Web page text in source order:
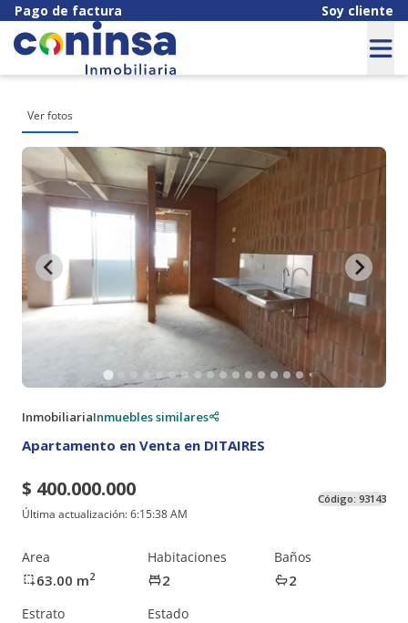
Pago de factura Soy cliente
Ver fotos
InmobiliariaInmuebles similares
Apartamento en Venta en DITAIRES
$ 400.000.000
Última actualización:6:15:38 AM
Código: 93143
Area
63.00 m2
Habitaciones
2
Baños
2
Estrato Estado